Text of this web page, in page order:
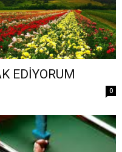
EDİYORUM
0